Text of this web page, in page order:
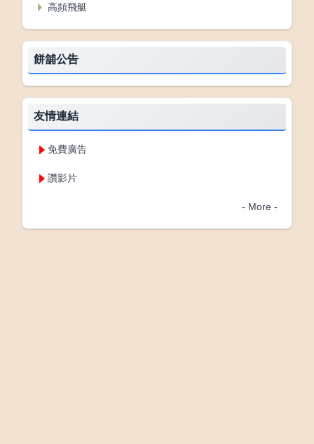
高頻飛艇
餅舖公告
友情連結
免費廣告
讚影片
- More -